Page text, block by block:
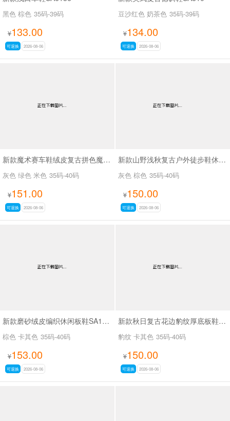
黑色 棕色 35码-39码
¥133.00
可退换 2026-08-06
豆沙红色 奶茶色 35码-39码
¥134.00
可退换 2026-08-06
新款魔术赛车鞋绒皮复古拼色魔术贴德训休闲鞋SA8040
灰色 绿色 米色 35码-40码
¥151.00
可退换 2026-08-06
新款山野浅秋复古户外徒步鞋休闲鞋SA37028
灰色 棕色 35码-40码
¥150.00
可退换 2026-08-06
新款磨砂绒皮编织休闲板鞋SA18035
棕色 卡其色 35码-40码
¥153.00
可退换 2026-08-06
新款秋日复古花边豹纹厚底板鞋SA18036
豹纹 卡其色 35码-40码
¥150.00
可退换 2026-08-06